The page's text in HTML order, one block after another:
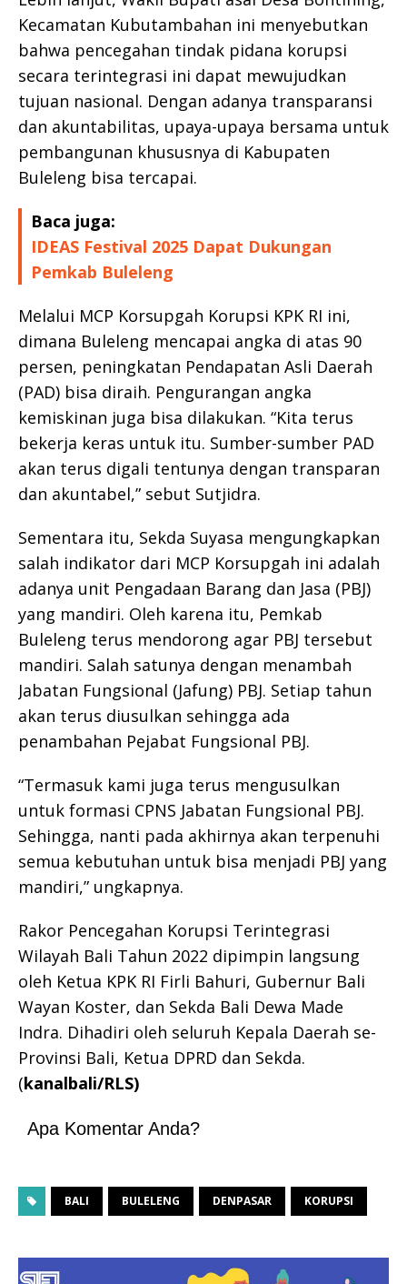
Kecamatan Kubutambahan ini menyebutkan
bahwa pencegahan tindak pidana korupsi
secara terintegrasi ini dapat mewujudkan
tujuan nasional. Dengan adanya transparansi
dan akuntabilitas, upaya-upaya bersama untuk
pembangunan khususnya di Kabupaten
Buleleng bisa tercapai.
Baca juga:
IDEAS Festival 2025 Dapat Dukungan
Pemkab Buleleng
Melalui MCP Korsupgah Korupsi KPK RI ini,
dimana Buleleng mencapai angka di atas 90
persen, peningkatan Pendapatan Asli Daerah
(PAD) bisa diraih. Pengurangan angka
kemiskinan juga bisa dilakukan. “Kita terus
bekerja keras untuk itu. Sumber-sumber PAD
akan terus digali tentunya dengan transparan
dan akuntabel,” sebut Sutjidra.
Sementara itu, Sekda Suyasa mengungkapkan
salah indikator dari MCP Korsupgah ini adalah
adanya unit Pengadaan Barang dan Jasa (PBJ)
yang mandiri. Oleh karena itu, Pemkab
Buleleng terus mendorong agar PBJ tersebut
mandiri. Salah satunya dengan menambah
Jabatan Fungsional (Jafung) PBJ. Setiap tahun
akan terus diusulkan sehingga ada
penambahan Pejabat Fungsional PBJ.
“Termasuk kami juga terus mengusulkan
untuk formasi CPNS Jabatan Fungsional PBJ.
Sehingga, nanti pada akhirnya akan terpenuhi
semua kebutuhan untuk bisa menjadi PBJ yang
mandiri,” ungkapnya.
Rakor Pencegahan Korupsi Terintegrasi
Wilayah Bali Tahun 2022 dipimpin langsung
oleh Ketua KPK RI Firli Bahuri, Gubernur Bali
Wayan Koster, dan Sekda Bali Dewa Made
Indra. Dihadiri oleh seluruh Kepala Daerah se-
Provinsi Bali, Ketua DPRD dan Sekda.
(kanalbali/RLS)
Apa Komentar Anda?
BALI BULELENG DENPASAR KORUPSI